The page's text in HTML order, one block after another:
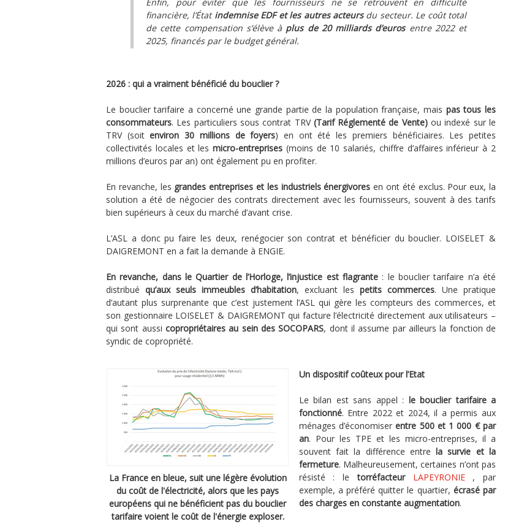
financière, l’État indemnise EDF et les autres acteursdu secteur. Le coût total
de cette compensation s’élève à plus de 20 milliards d’eurosentre 2022 et
2025, financés par le budget général.
2026 : qui a vraiment bénéficié du bouclier ?
Le bouclier tarifaire a concerné une grande partie de la population française, mais pas tous les
consommateurs. Les particuliers sous contrat TRV(Tarif Réglementé de Vente)ou indexé sur le
TRV (soitenviron 30 millions de foyers) en ont été les premiers bénéficiaires. Les petites
collectivités locales et lesmicro-entreprises (moins de 10 salariés, chiffre d’affaires inférieur à 2
millions d’euros par an) ont également pu en profiter.
En revanche, les grandes entreprises et les industriels énergivores en ont été exclus. Pour eux, la
solution a été de négocier des contrats directement avec les fournisseurs, souvent à des tarifs
bien supérieurs à ceux du marché d’avant crise.
L’ASL a donc pu faire les deux, renégocier son contrat et bénéficier du bouclier. LOISELET &
DAIGREMONT en a fait la demande à ENGIE.
En revanche, dans le Quartier de l’Horloge, l’injustice est flagrante : le bouclier tarifaire n’a été
distribué qu’aux seuls immeubles d’habitation, excluant les petits commerces. Une pratique
d’autant plus surprenante que c’est justement l’ASL qui gère les compteurs des commerces, et
son gestionnaire LOISELET & DAIGREMONT qui facture l’électricité directement aux utilisateurs –
qui sont aussi copropriétaires au sein des SOCOPARS, dont il assume par ailleurs la fonction de
syndic de copropriété.
La France en bleue, suit une légère évolution
du coût de l'électricité, alors que les pays
européens qui ne bénéficient pas du bouclier
tarifaire voient le coût de l'énergie exploser.
Un dispositif coûteux pour l’Etat
Le bilan est sans appel : le bouclier tarifaire a
fonctionné. Entre 2022 et 2024, il a permis aux
ménages d’économiserentre 500 et 1 000 € par
an. Pour les TPE et les micro-entreprises, il a
souvent fait la différence entrela survie et la
fermeture. Malheureusement, certaines n’ont pas
résisté : letorréfacteur LAPEYRONIE
, par
exemple, a préféré quitter le quartier, écrasé par
des charges en constante augmentation.